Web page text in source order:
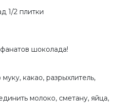
1/2 плитки
шоколада!
какао, разрыхлитель,
молоко, сметану, яйца,